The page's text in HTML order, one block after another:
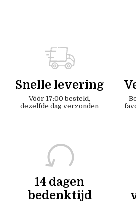
Snelle levering
Vóór 17:00 besteld,
dezelfde dag verzonden
14 dagen
bedenktijd